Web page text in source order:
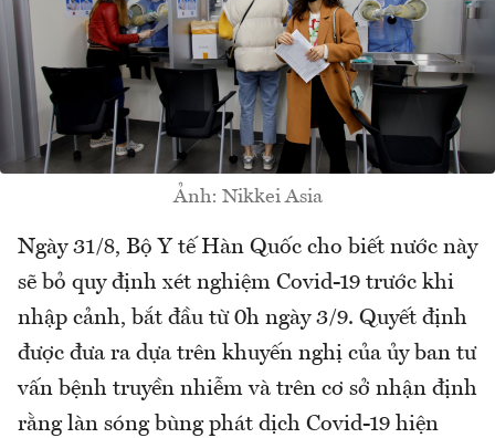
Ảnh: Nikkei Asia
Ngày 31/8, Bộ Y tế Hàn Quốc cho biết nước này
sẽ bỏ quy định xét nghiệm Covid-19 trước khi
nhập cảnh, bắt đầu từ 0h ngày 3/9. Quyết định
được đưa ra dựa trên khuyến nghị của ủy ban tư
vấn bệnh truyền nhiễm và trên cơ sở nhận định
rằng làn sóng bùng phát dịch Covid-19 hiện